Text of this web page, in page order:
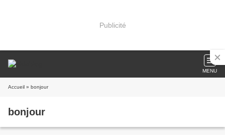
Publicité
MENU
Accueil » bonjour
bonjour